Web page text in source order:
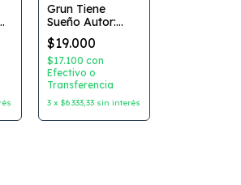
Grun Tiene
Sueño Autor:
Pablo Picyk
Editorial:
Gerbera
$19.000
$17.100 con
Efectivo o
Transferencia
3 x $6.333,33 sin interés